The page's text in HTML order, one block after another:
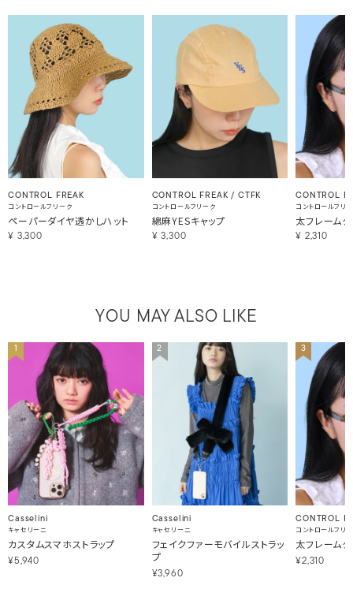
CONTROL FREAK
コントロールフリーク
ペーパーダイヤ透かしハット
¥ 3,300
CONTROL FREAK / CTFK
コントロールフリーク
綿麻YESキャップ
¥ 3,300
CONTROL
コントロールフリ
太フレーム
¥ 2,310
YOU MAY ALSO LIKE
1
Casselini
キャセリーニ
カスタムスマホストラップ
¥5,940
2
Casselini
キャセリーニ
フェイクファーモバイルストラッ
プ
¥3,960
3
CONTROL
コントロールフリ
太フレーム
¥2,310